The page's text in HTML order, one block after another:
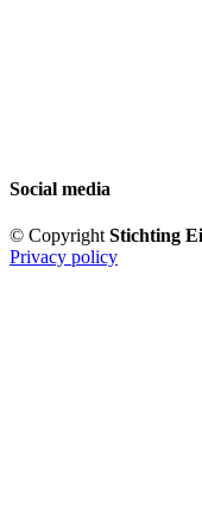
Social media
© Copyright Stichting
Privacy policy